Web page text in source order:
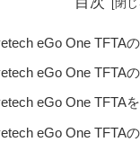
eGo One TFTA
eGo One TFTA
eGo One TFTA
eGo One TFTA